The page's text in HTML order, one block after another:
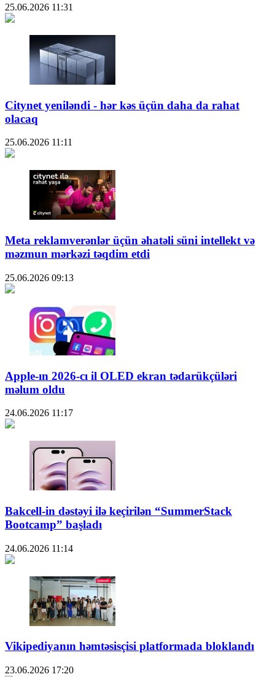
25.06.2026 11:31
Citynet yeniləndi - hər kəs üçün daha da rahat
olacaq
25.06.2026 11:11
Meta reklamverənlər üçün əhatəli süni intellekt və
məzmun mərkəzi təqdim etdi
25.06.2026 09:13
Apple-ın 2026-cı il OLED ekran tədarükçüləri
məlum oldu
24.06.2026 11:17
Bakcell-in dəstəyi ilə keçirilən “SummerStack
Bootcamp” başladı
24.06.2026 11:14
Vikipediyanın həmtəsisçisi platformada bloklandı
23.06.2026 17:20